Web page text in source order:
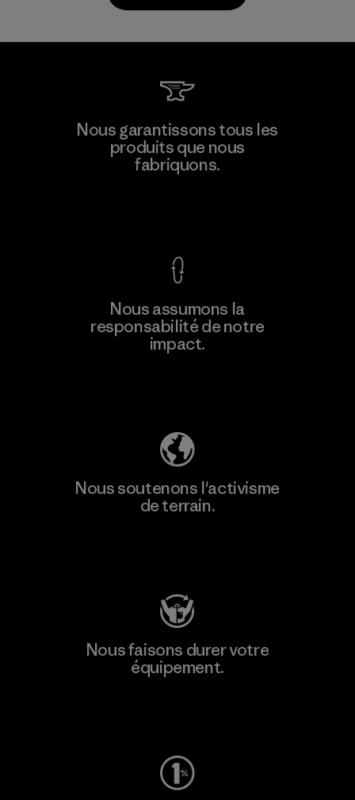
Formosa Taffeta Co., Ltd.
Material-supplier
Nous garantissons tous les
produits que nous
fabriquons.
Nous assumons la
responsabilité de notre
impact.
Nous soutenons l'activisme
de terrain.
Nous faisons durer votre
équipement.